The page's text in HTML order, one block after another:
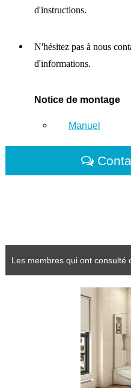
d'instructions.
N'hésitez pas à nous
d'informations.
Notice de montage
Manuel
Les membres qui ont consulté